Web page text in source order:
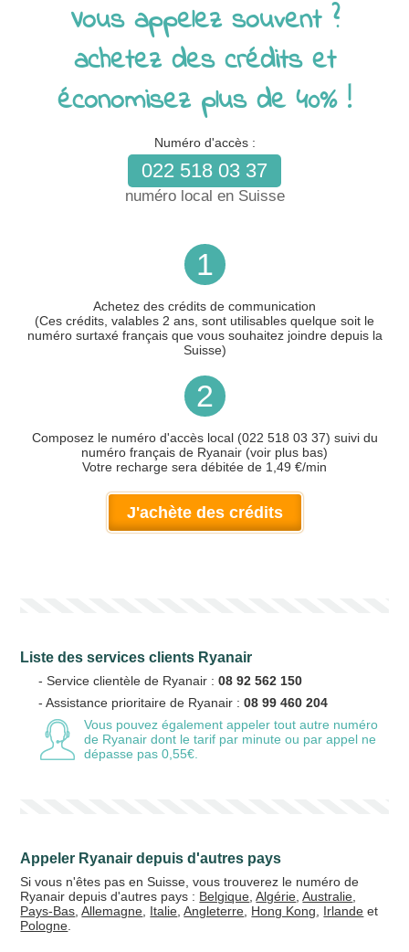
Vous appelez souvent ?
achetez des crédits et
économisez plus de 40% !
Numéro d'accès :
022 518 03 37
numéro local en Suisse
1
Achetez des crédits de communication
(Ces crédits, valables 2 ans, sont utilisables quelque soit le
numéro surtaxé français que vous souhaitez joindre depuis la
Suisse)
2
Composez le numéro d'accès local (022 518 03 37) suivi du
numéro français de Ryanair (voir plus bas)
Votre recharge sera débitée de 1,49 €/min
J'achète des crédits
Vos crédits
Liste des services clients Ryanair
- Service clientèle de Ryanair :08 92 562 150
- Assistance prioritaire de Ryanair :08 99 460 204
Vous pouvez également appeler tout autre numéro
de Ryanair dont le tarif par minute ou par appel ne
dépasse pas 0,55€.
Appeler Ryanair depuis d'autres pays
Si vous n'êtes pas en Suisse, vous trouverez le numéro de
Ryanair depuis d'autres pays : Belgique ,Algérie ,Australie
Pays-Bas ,Allemagne Italie ,Angleterre Hong Kong Irlande et
Pologne